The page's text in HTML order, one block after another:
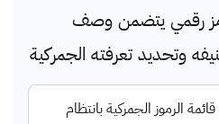
رقمي يتضمن وصف
وتحديد تعرفته الجمركية
الرموز الجمركية بانتظام